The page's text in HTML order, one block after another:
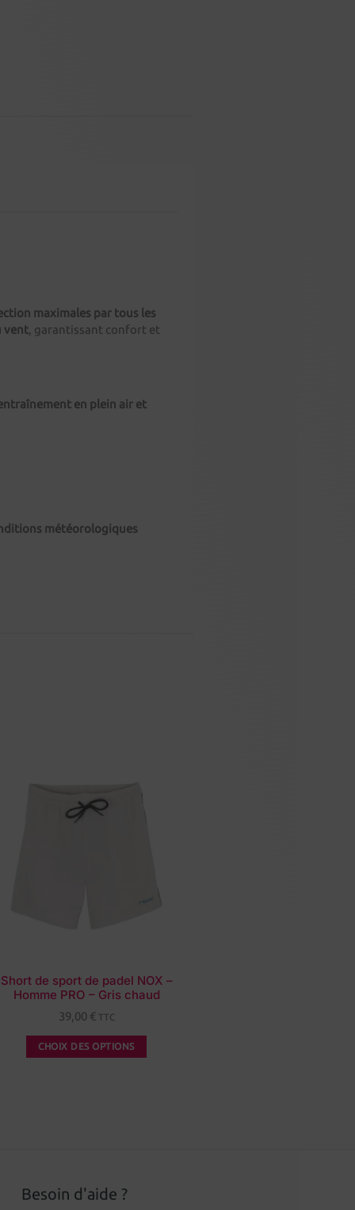
maximales par tous les
vent , garantissant confort et
en plein air et
météorologiques
Short de sport de padel NOX –
Homme PRO – Gris chaud
39,00 € TTC
CHOIX DES OPTIONS
Besoin d'aide ?